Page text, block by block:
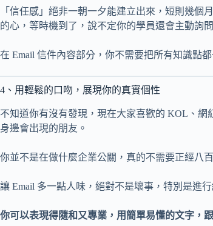
「信任感」絕非一朝一夕能建立出來，短則幾
的心，等時機到了，說不定你的學員還會主動詢
在 Email 信件內容部分，你不需要把所有知識點
4、用輕鬆的口吻，展現你的真實個性
不知道你有沒有發現，現在大家喜歡的 KOL、
身邊會出現的朋友。
你並不是在做什麼企業公關，真的不需要正經八
讓 Email 多一點人味，絕對不是壞事，特別是進
你可以表現得隨和又專業，用簡單易懂的文字，